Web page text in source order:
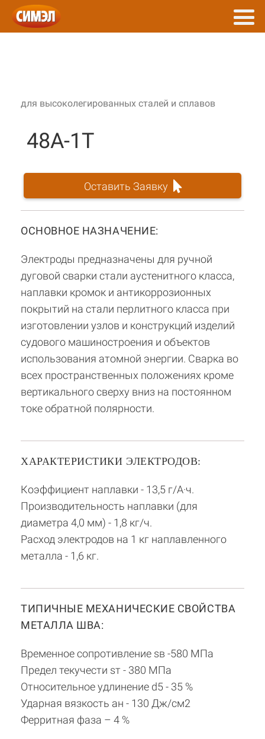
для высоколегированных сталей и сплавов
48А-1Т
Оставить Заявку
ОСНОВНОЕ НАЗНАЧЕНИЕ:
Электроды предназначены для ручной
дуговой сварки стали аустенитного класса,
наплавки кромок и антикоррозионных
покрытий на стали перлитного класса при
изготовлении узлов и конструкций изделий
судового машиностроения и объектов
использования атомной энергии. Сварка во
всех пространственных положениях кроме
вертикального сверху вниз на постоянном
токе обратной полярности.
ХАРАКТЕРИСТИКИ ЭЛЕКТРОДОВ:
Коэффициент наплавки - 13,5 г/А·ч.
Производительность наплавки (для
диаметра 4,0 мм) - 1,8 кг/ч.
Расход электродов на 1 кг наплавленного
металла - 1,6 кг.
ТИПИЧНЫЕ МЕХАНИЧЕСКИЕ СВОЙСТВА
МЕТАЛЛА ШВА:
Временное сопротивление sв -580 МПа
Предел текучести sт - 380 МПа
Относительное удлинение d5 - 35 %
Ударная вязкость aн - 130 Дж/см2
Ферритная фаза – 4 %